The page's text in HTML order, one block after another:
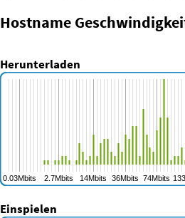
Hostname
Herunterladen
Einspielen